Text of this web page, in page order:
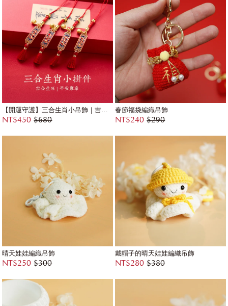
NT$450 $680
春節福袋編織吊飾
NT$240 $290
晴天娃娃編織吊飾
NT$250 $300
戴帽子的晴天娃娃編織吊飾
NT$280 $380